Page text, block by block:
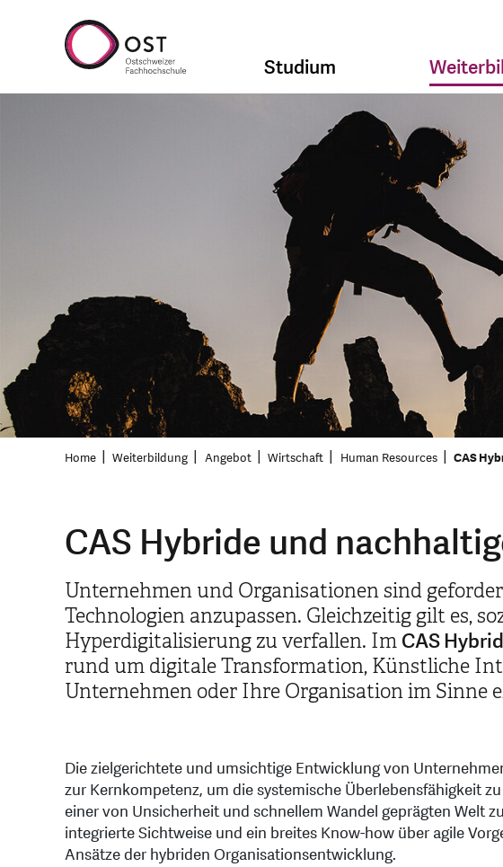
Studium
Home Weiterbildung Angebot Wirtschaft Human Resources CAS
CAS Hybride und
Unternehmen und Organisationen sind
Technologien anzupassen. Gleichzeitig gilt es,
Hyperdigitalisierung zu verfallen. Im CAS
rund um digitale Transformation, Künstliche
Unternehmen oder Ihre Organisation im Sinne
Die zielgerichtete und umsichtige Entwicklung von
zur Kernkompetenz, um die systemische Überlebensfähigkeit
einer von Unsicherheit und schnellem Wandel geprägten Welt
integrierte Sichtweise und ein breites Know-how über agile
Ansätze der hybriden Organisationsentwicklung.